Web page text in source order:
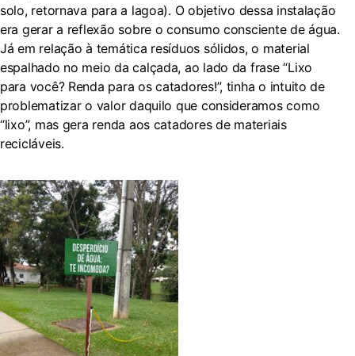
solo, retornava para a lagoa). O objetivo dessa instalação
era gerar a reflexão sobre o consumo consciente de água.
Já em relação à temática resíduos sólidos, o material
espalhado no meio da calçada, ao lado da frase “Lixo
para você? Renda para os catadores!”, tinha o intuito de
problematizar o valor daquilo que consideramos como
“lixo”, mas gera renda aos catadores de materiais
recicláveis.